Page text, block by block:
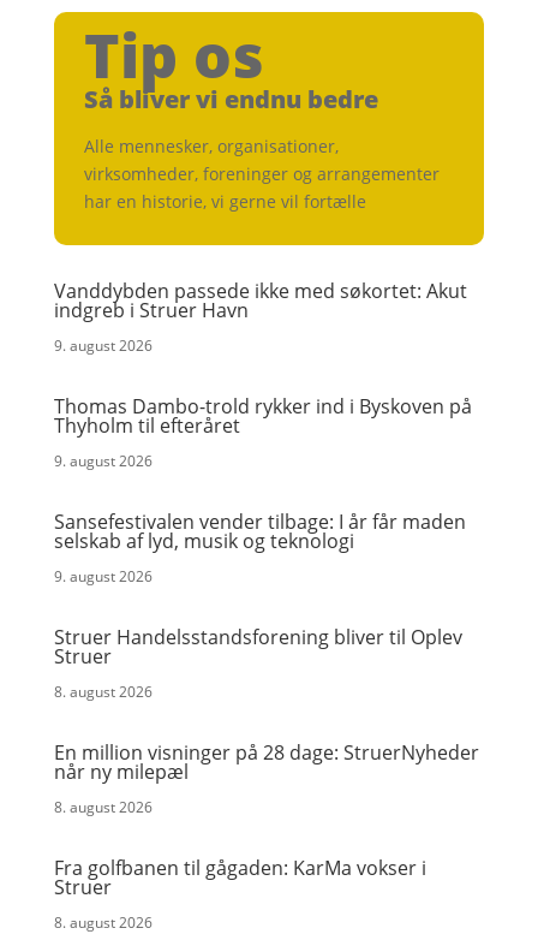
Tip os
Så bliver vi endnu bedre
Alle mennesker, organisationer,
virksomheder, foreninger og arrangementer
har en historie, vi gerne vil fortælle
Vanddybden passede ikke med søkortet: Akut
indgreb i Struer Havn
9. august 2026
Thomas Dambo-trold rykker ind i Byskoven på
Thyholm til efteråret
9. august 2026
Sansefestivalen vender tilbage: I år får maden
selskab af lyd, musik og teknologi
9. august 2026
Struer Handelsstandsforening bliver til Oplev
Struer
8. august 2026
En million visninger på 28 dage: StruerNyheder
når ny milepæl
8. august 2026
Fra golfbanen til gågaden: KarMa vokser i
Struer
8. august 2026